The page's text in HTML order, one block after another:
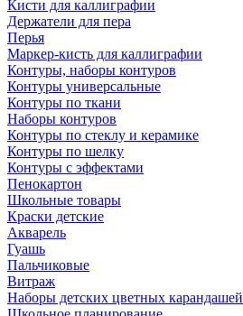
Кисти для каллиграфии
Держатели для пера
Перья
Маркер-кисть для каллиграфии
Контуры, наборы контуров
Контуры универсальные
Контуры по ткани
Наборы контуров
Контуры по стеклу и керамике
Контуры по шелку
Контуры с эффектами
Пенокартон
Школьные товары
Краски детские
Акварель
Гуашь
Пальчиковые
Витраж
Наборы детских цветных карандашей